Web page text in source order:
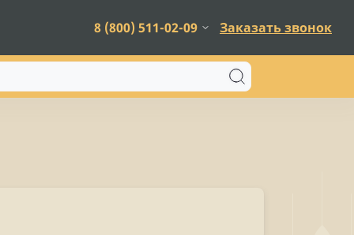
8 (800) 511-02-09 Заказать звонок